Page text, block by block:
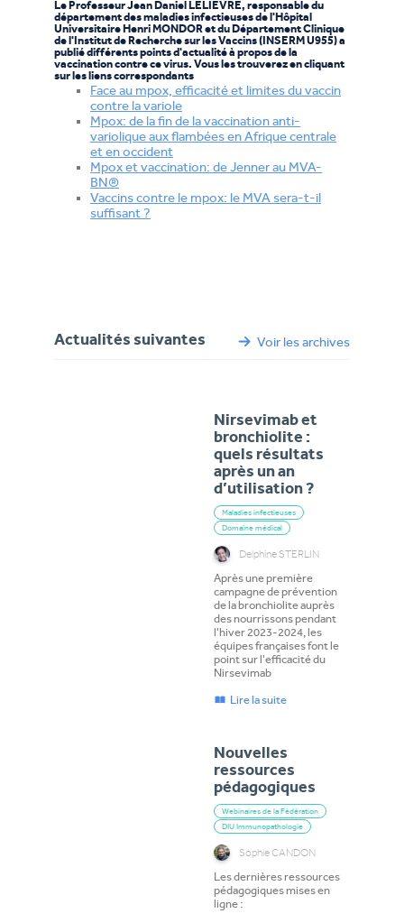
Le Professeur Jean Daniel LELIEVRE, responsable du
département des maladies infectieuses de l'Hôpital
Universitaire Henri MONDOR et du Département Clinique
de l'Institut de Recherche sur les Vaccins (INSERM U955) a
publié différents points d'actualité à propos de la
vaccination contre ce virus. Vous les trouverez en cliquant
sur les liens correspondants
Face au mpox, efficacité et limites du vaccin
contre la variole
Mpox: de la fin de la vaccination anti-
variolique aux flambées en Afrique centrale
et en occident
Mpox et vaccination: de Jenner au MVA-
BN®
Vaccins contre le mpox: le MVA sera-t-il
suffisant ?
Actualités suivantes Voir les archives
Nirsevimab et
bronchiolite :
quels résultats
après un an
d’utilisation ?
Maladies infectieuses
Domaine médical
Delphine STERLIN
Après une première
campagne de prévention
de la bronchiolite auprès
des nourrissons pendant
l'hiver 2023-2024, les
équipes françaises font le
point sur l'efficacité du
Nirsevimab
Lire la suite
Nouvelles
ressources
pédagogiques
Webinaires de la Fédération
DIU Immunopathologie
Sophie CANDON
Les dernières ressources
pédagogiques mises en
ligne :